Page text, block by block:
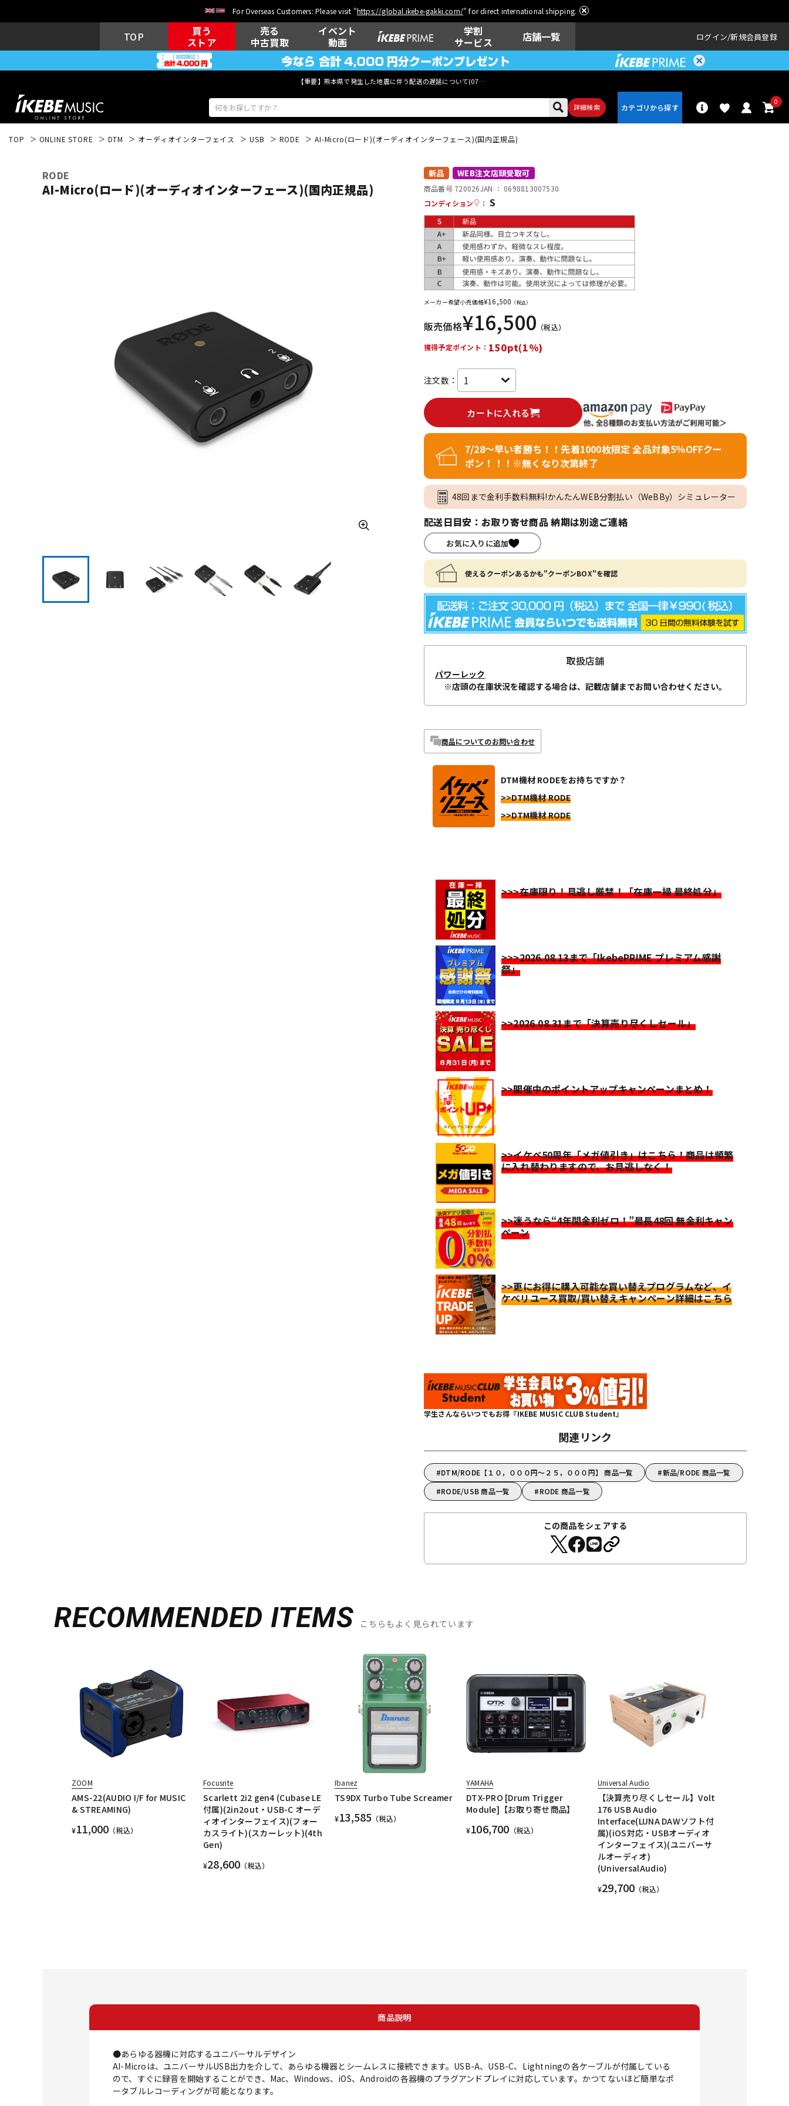
For Overseas Customers: Please visit "https://global.ikebe-gakki.com/" for direct international shipping.
TOP
買う
ストア
売る
中古買取
イベント
動画
学割
サービス
店舗一覧 ログイン 新規会員登録
【重要】熊本県で発生した地震に伴う配送の遅延について(07月29日
詳細検索
0
ウクレレ
その他楽器
レコーディン
グ機器
配信/ライブ
機器
ヴィンテージ
TOP ONLINE STORE DTM オーディオインターフェイス USB RODE AI-Micro(ロード)(オーディオインターフェース)(国内正規品)
RODE
AI-Micro(ロード)(オーディオインターフェース)(国内正規品)
新品 WEB注文店頭受取可
商品番号 720026JAN ： 0698813007530
コンディション
： S
メーカー希望小売価格¥16,500 （税込）
販売価格¥16,500 （税込）
獲得予定ポイント： 150pt(1%)
注文数：
カートに入れる
7/28～早い者勝ち！！先着1000枚限定 全品対象5％OFFクー
ポン！！！※無くなり次第終了
48回まで金利手数料無料!かんたんWEB分割払い（WeBBy）シミュレーター
配送日目安：お取り寄せ商品 納期は別途ご連絡
お気に入りに追加
使えるクーポンあるかも"クーポンBOX"を確認
取扱店舗
パワーレック
※店頭の在庫状況を確認する場合は、記載店舗までお問い合わせください。
商品についてのお問い合わせ
DTM機材 RODEをお持ちですか？
>>DTM機材 RODE
>>DTM機材 RODE
>>>在庫限り！見逃し厳禁！「在庫一掃 最終処分」
>>>2026.08.13まで「IkebePRIME プレミアム感謝
祭」
>>2026.08.31まで「決算売り尽くしセール」
>>開催中のポイントアップキャンペーンまとめ！
>>イケベ50周年「メガ値引き」はこちら！商品は頻繁
に入れ替わりますので、お見逃しなく！
>>迷うなら“4年間金利ゼロ！”最長48回 無金利キャン
ペーン
>>更にお得に購入可能な買い替えプログラムなど、イ
ケベリユース買取/買い替えキャンペーン詳細はこちら
学生さんならいつでもお得『IKEBE MUSIC CLUB Student』
関連リンク
DTM/RODE【１０，０００円～２５，０００円】 商品一覧
新品/RODE 商品一覧
RODE/USB 商品一覧
RODE 商品一覧
この商品をシェアする
RECOMMENDED ITEMS こちらもよく見られています
ZOOM
AMS-22(AUDIO I/F for MUSIC
& STREAMING)
¥11,000 （税込）
Focusrite
Scarlett 2i2 gen4 (Cubase LE
付属)(2in2out・USB-C オーデ
ィオインターフェイス)(フォー
カスライト)(スカーレット)(4th
Gen)
¥28,600 （税込）
Ibanez
TS9DX Turbo Tube Screamer
¥13,585 （税込）
YAMAHA
DTX-PRO [Drum Trigger
Module]【お取り寄せ商品】
¥106,700 （税込）
Universal Audio
【決算売り尽くしセール】Volt
176 USB Audio
Interface(LUNA DAWソフト付
属)(iOS対応・USBオーディオ
インターフェイス)(ユニバーサ
ルオーディオ)
(UniversalAudio)
¥29,700 （税込）
商品説明
●あらゆる器機に対応するユニバーサルデザイン
AI-Microは、ユニバーサルUSB出力を介して、あらゆる機器とシームレスに接続できます。USB-A、USB-C、Lightningの各ケーブルが付属している
ので、すぐに録音を開始することができ、Mac、Windows、iOS、Androidの各器機のプラグアンドプレイに対応しています。かつてないほど簡単なポ
ータブルレコーディングが可能となります。